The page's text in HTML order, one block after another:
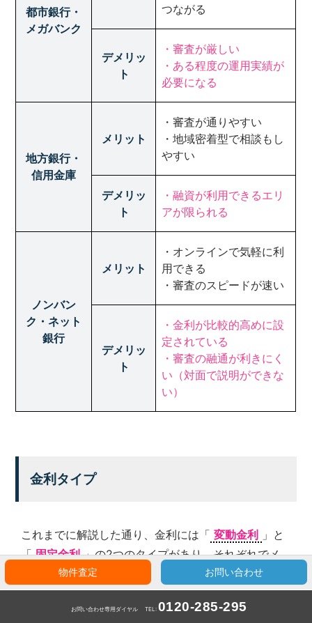
物件査定 お問い合わせ
お問い合わせ専用ダイヤル TEL: 0120-285-295
都市銀行・
メガバンク
つながる
デメリッ
ト
・審査が厳しい
・ある程度の運用実績が
必要になる
地方銀行・
信用金庫
メリット
・審査が通りやすい
・地域密着型で相談もし
やすい
デメリッ
ト
・融資が利用できるエリ
アが限られる
ノンバン
ク・ネット
銀行
メリット
・オンラインで気軽に利
用できる
・審査のスピードが速い
デメリッ
ト
・金利が比較的高めに設
定されている
・審査の融通が利きにく
い（対面で説明ができな
い）
金利タイプ
これまでに解説した通り、金利には「 変動金利
」と
「 固定金利 」の2つのタイプがあり、それぞれでメ
リットデメリットが異なります。自身の返済計画に合
わせて、無理のないタイプを選びましょう。